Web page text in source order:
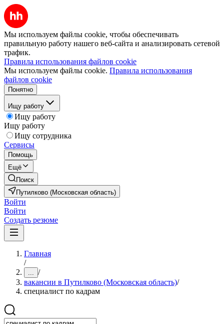
Мы используем файлы cookie, чтобы обеспечивать
правильную работу нашего веб-сайта и анализировать сетевой
трафик.
Правила использования файлов cookie
Мы используем файлы cookie. Правила использования
файлов cookie
Понятно
Ищу работу
Ищу работу
Ищу работу
Ищу сотрудника
Сервисы
Помощь
Ещё
Поиск
Путилково (Московская область)
Войти
Войти
Создать резюме
Главная
/
... /
вакансии в Путилково (Московская область)/
специалист по кадрам